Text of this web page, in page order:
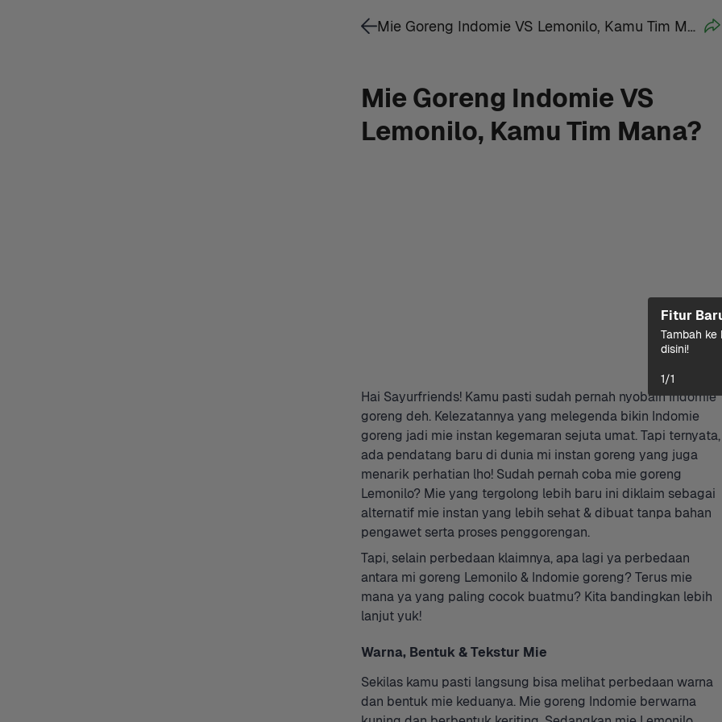
Mie Goreng Indomie VS
Lemonilo, Kamu Tim Mana?
Hai Sayurfriends! Kamu pasti sudah pernah nyobain Indomie
goreng deh. Kelezatannya yang melegenda bikin Indomie
goreng jadi mie instan kegemaran sejuta umat. Tapi ternyata,
ada pendatang baru di dunia mi instan goreng yang juga
menarik perhatian lho! Sudah pernah coba mie goreng
Lemonilo? Mie yang tergolong lebih baru ini diklaim sebagai
alternatif mie instan yang lebih sehat & dibuat tanpa bahan
pengawet serta proses penggorengan.
Tapi, selain perbedaan klaimnya, apa lagi ya perbedaan
antara mi goreng Lemonilo & Indomie goreng? Terus mie
mana ya yang paling cocok buatmu? Kita bandingkan lebih
lanjut yuk!
Warna, Bentuk & Tekstur Mie
Sekilas kamu pasti langsung bisa melihat perbedaan warna
dan bentuk mie keduanya. Mie goreng Indomie berwarna
Mie Goreng Indomie VS Lemonilo, Kamu Tim Mana?
Fitur
Tambah ke
disini!
1/1